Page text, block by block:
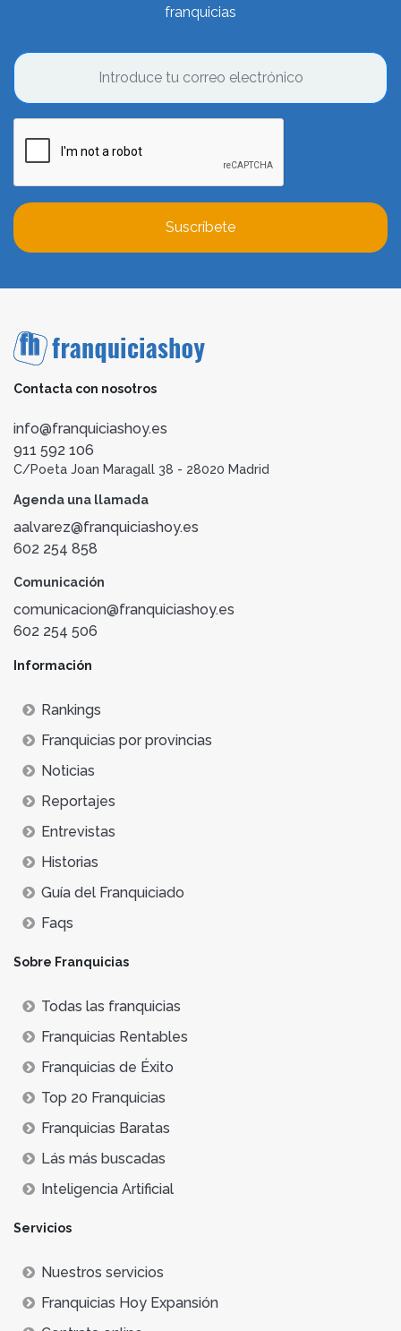
franquicias
Suscríbete
Contacta con nosotros
info@franquiciashoy.es
911 592 106
C/Poeta Joan Maragall 38 - 28020 Madrid
Agenda una llamada
aalvarez@franquiciashoy.es
602 254 858
Comunicación
comunicacion@franquiciashoy.es
602 254 506
Información
Rankings
Franquicias por provincias
Noticias
Reportajes
Entrevistas
Historias
Guía del Franquiciado
Faqs
Sobre Franquicias
Todas las franquicias
Franquicias Rentables
Franquicias de Éxito
Top 20 Franquicias
Franquicias Baratas
Lás más buscadas
Inteligencia Artificial
Servicios
Nuestros servicios
Franquicias Hoy Expansión